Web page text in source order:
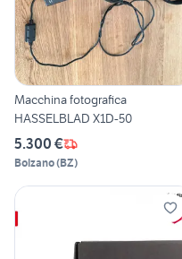
Macchina fotografica
HASSELBLAD X1D-50
5.300 €
Bolzano(BZ)